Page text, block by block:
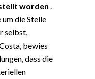
worden
die Stelle
selbst,
bewies
dass die